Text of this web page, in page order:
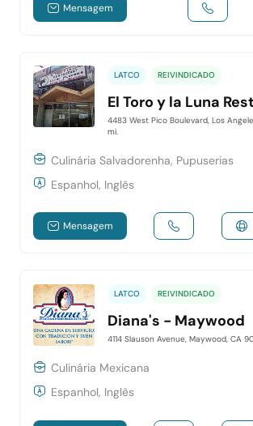
Mensagem
LATCO REIVINDICADO
El Toro y la Luna
4483 West Pico Boulevard, Los
mi.
Culinária Salvadorenha, Pupuserias
Espanhol, Inglês
Mensagem
LATCO REIVINDICADO
Diana's - Maywood
4114 Slauson Avenue, Maywood, CA
Culinária Mexicana
Espanhol, Inglês